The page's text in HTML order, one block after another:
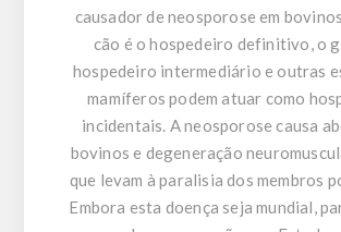
causador de neosporose em
cão é o hospedeiro definitivo, o
hospedeiro intermediário e outras
mamíferos podem atuar como
incidentais. A neosporose causa
bovinos e degeneração
que levam à paralisia dos membros
Embora esta doença seja mundial,